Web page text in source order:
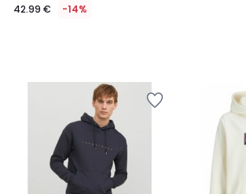
42.99 € -14%